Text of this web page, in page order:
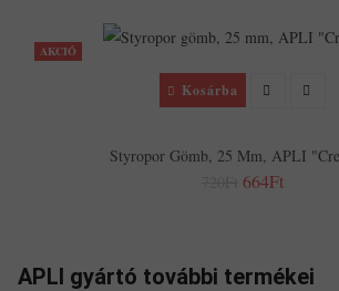
AKCIÓ
Kosárba
Styropor Gömb, 25 Mm, APLI
664Ft
APLI gyártó további termékei